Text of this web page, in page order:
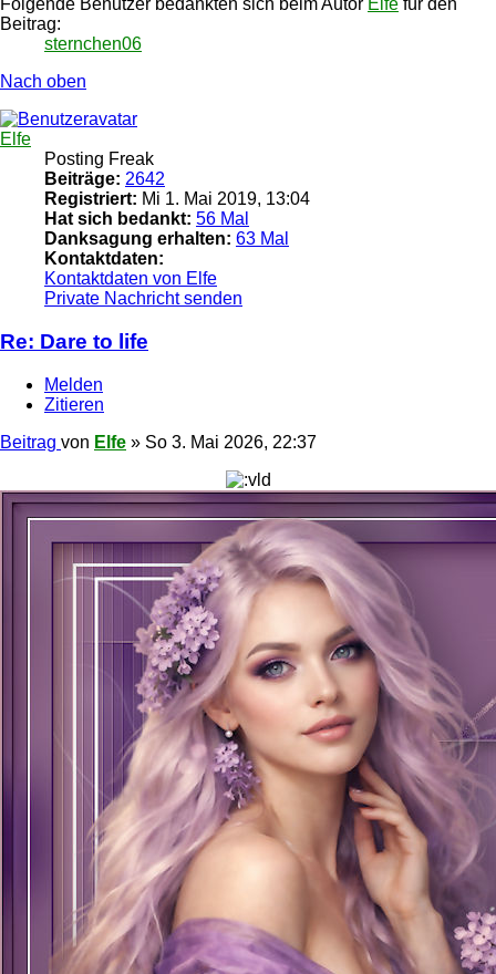
Folgende Benutzer bedankten sich beim Autor Elfe für den
Beitrag:
sternchen06
Nach oben
Elfe
Posting Freak
Beiträge: 2642
Registriert: Mi 1. Mai 2019, 13:04
Hat sich bedankt: 56 Mal
Danksagung erhalten: 63 Mal
Kontaktdaten:
Kontaktdaten von Elfe
Private Nachricht senden
Re: Dare to life
Melden
Zitieren
Beitrag von Elfe » So 3. Mai 2026, 22:37